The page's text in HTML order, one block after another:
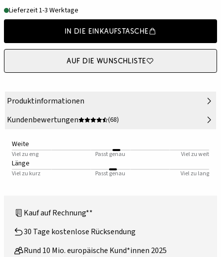
Lieferzeit 1-3 Werktage
In die Einkaufstasche
Auf die Wunschliste
Produktinformationen
Kundenbewertungen
(68)
Weite
Viel zu eng Passt genau Viel zu weit
Länge
Viel zu kurz Passt genau Viel zu lang
Kauf auf Rechnung**
30 Tage kostenlose Rücksendung
Rund 10 Mio. europäische Kund*innen 2025